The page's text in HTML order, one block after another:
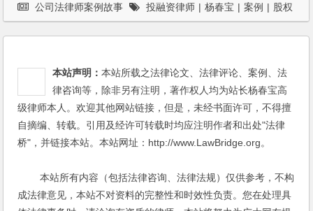
公司法律师案例故事 投融资律师 | 杨春宝 | 案例 | 股权
本站声明：本站所载之法律论文、法律评论、案例、法
律咨询等，除非另有注明，著作权人均为站长杨春宝高
级律师本人。欢迎其他网站链接，但是，未经书面许可，不得擅
自摘编、转载。引用及经许可转载时均应注明作者和出处"法律
桥"，并链接本站。本站网址：http://www.LawBridge.org。
本站所有内容（包括法律咨询、法律法规）仅供参考，不构
成法律意见，本站不对资料的完整性和时效性负责。您在处理具